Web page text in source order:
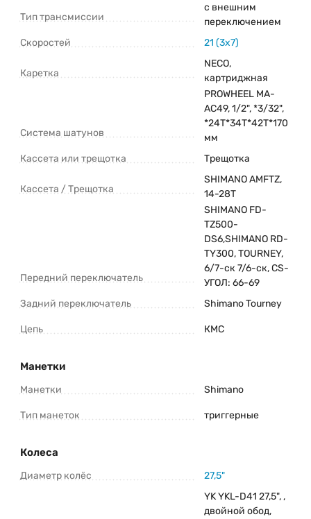
Тип трансмиссии
с внешним
переключением
Скоростей
21 (3x7)
Каретка
NECO,
картриджная
Система шатунов
PROWHEEL MA-
AC49, 1/2", *3/32",
*24T*34T*42T*170
мм
Кассета или трещотка
Трещотка
Кассета / Трещотка
SHIMANO AMFTZ,
14-28T
Передний переключатель
SHIMANO FD-
TZ500-
DS6,SHIMANO RD-
TY300, TOURNEY,
6/7-ск 7/6-ск, CS-
УГОЛ: 66-69
Задний переключатель
Shimano Tourney
Цепь КМС
Манетки
Манетки Shimano
Тип манеток триггерные
Колеса
Диаметр колёс
27,5"
YK YKL-D41 27,5", ,
двойной обод,